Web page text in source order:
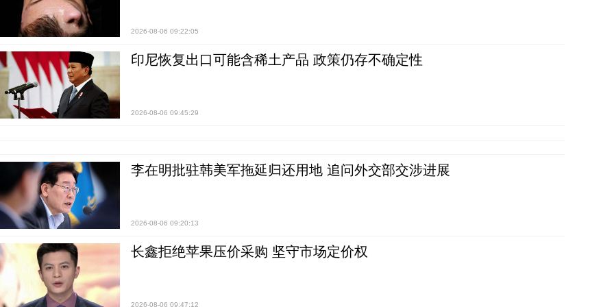
2026-08-06 09:22:05
印尼恢复出口可能含稀土产品 政策仍存不确定性
2026-08-06 09:45:29
李在明批驻韩美军拖延归还用地 追问外交部交涉进展
2026-08-06 09:20:13
长鑫拒绝苹果压价采购 坚守市场定价权
2026-08-06 09:47:12